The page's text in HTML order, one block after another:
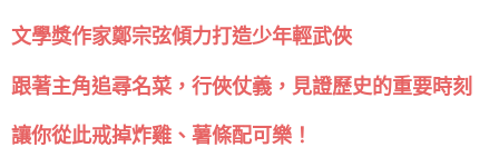
文學獎作家鄭宗弦傾力打造少年輕武俠
跟著主角追尋名菜，行俠仗義，見證歷史的重要時刻
讓你從此戒掉炸雞、薯條配可樂！